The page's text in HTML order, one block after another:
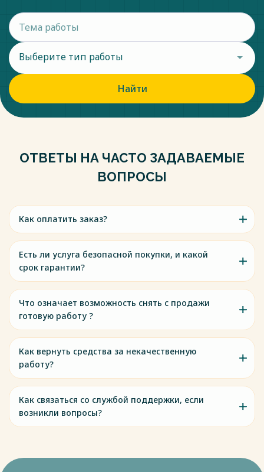
Весь текст будет доступен
Выберите тип работы
Найти
ОТВЕТЫ НА ЧАСТО ЗАДАВАЕМЫЕ
ВОПРОСЫ
Как оплатить заказ?
Есть ли услуга безопасной покупки, и какой
срок гарантии?
Что означает возможность снять с продажи
готовую работу ?
Как вернуть средства за некачественную
работу?
Как связаться со службой поддержки, если
возникли вопросы?